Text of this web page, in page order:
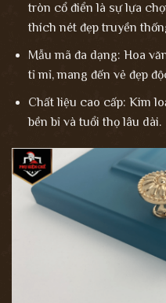
tròn cổ điển là sự lựa
thích nét đẹp truyền
Mẫu mã đa dạng: Hoa
tỉ mỉ, mang đến vẻ đẹp
Chất liệu cao cấp: Kim
bền bỉ và tuổi thọ lâu dài.